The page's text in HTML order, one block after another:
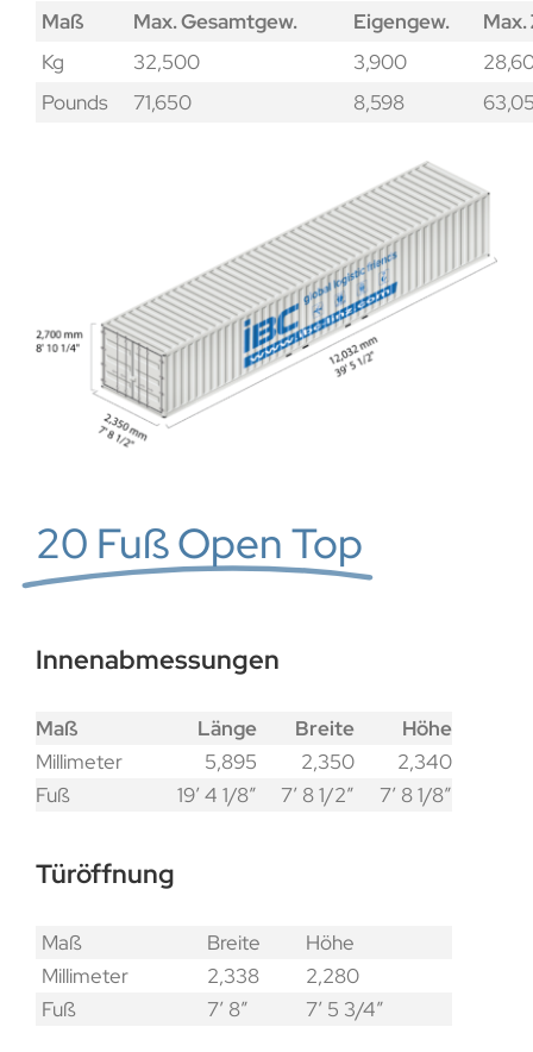
Maß Max. Gesamtgew. Eigengew.
Kg
32,500 3,900
Pounds
71,650 8,598
20 Fuß Open Top
Innenabmessungen
Maß Länge Breite
Höhe
Millimeter
5,895 2,350
2,340
Fuß
19′ 4 1/8″ 7′ 8 1/2″ 7′ 8 1/8″
Türöffnung
Maß Breite
Höhe
Millimeter
2,338
2,280
Fuß
7′ 8″ 7′ 5 3/4″